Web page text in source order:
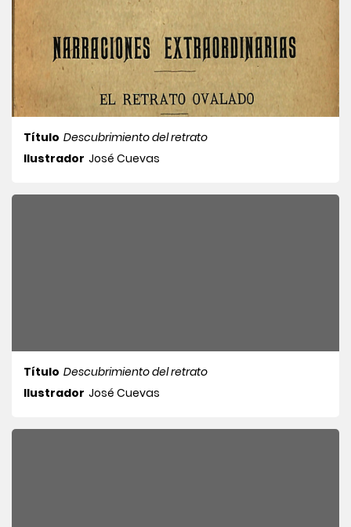
Título Descubrimiento del retrato
Ilustrador José Cuevas
Título Descubrimiento del retrato
Ilustrador José Cuevas